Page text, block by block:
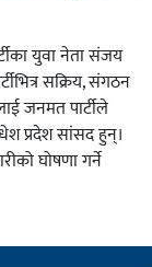
युवा नेता संजय
सक्रिय, संगठन
जनमत पार्टीले
प्रदेश सांसद हुन्।
घोषणा गर्ने